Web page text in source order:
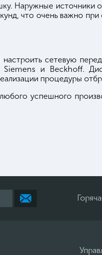
Наружные
что очень важно
сетевую
и Beckhoff.
процедуры
успешного